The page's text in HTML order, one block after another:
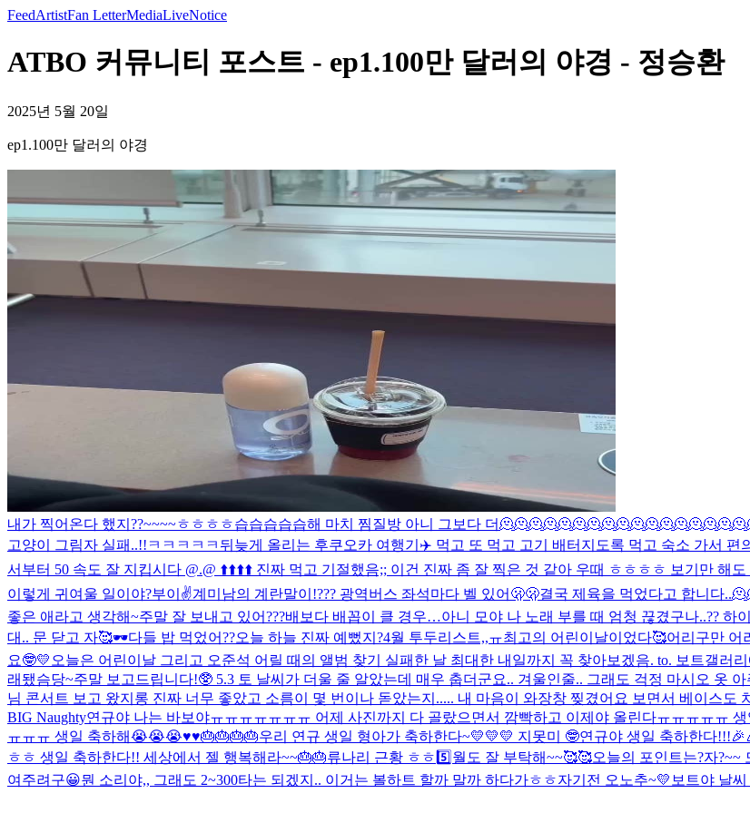
FeedArtistFan LetterMediaLiveNotice
ATBO 커뮤니티 포스트 - ep1.100만 달러의 야경 - 정승환
2025년 5월 20일
ep1.100만 달러의 야경
내가 찍어온다 했지??~~~~ㅎㅎㅎㅎ습습습습습해 마치 찜질방 아니 그보다 더
고양이 그림자 실패..!!ㅋㅋㅋㅋㅋ 뒤늦게 올리는 후쿠오카 여행기✈️ 먹고 또 먹고 고기 배터지도록 먹고 숙소 가서 편
서부터 50 속도 잘 지킵시다 @.@ ⬆️⬆️⬆️⬆️ 진짜 먹고 기절했음;; 이건 진짜 좀 잘 찍은 것 같아 우때 ㅎㅎㅎㅎ 보기만 해
이렇게 귀여울 일이야?부이✌️계미남의 계란말이!??? 광역버스 좌석마다 벨 있어🫢🫢결국 제육을 먹었다고 합니다
좋은 애라고 생각해~주말 잘 보내고 있어???배보다 배꼽이 클 경우…아니 모야 나 노래 부를 때 엄청 끊겼구나..?? 하
대.. 문 닫고 자🥰🕶️다들 밥 먹었어??오늘 하늘 진짜 예뻤지?4월 투두리스트,,ㅠ최고의 어린이날이었다🥰어리구만 어
요🤓💛 오늘은 어린이날 그리고 오준석 어릴 때의 앨범 찾기 실패한 날 최대한 내일까지 꼭 찾아보겠음. to. 보트갤러
래됐슴당~주말 보고드립니다!🥸 5.3 토 날씨가 더울 줄 알았는데 매우 춥더군요.. 겨울인줄.. 그래도 걱정 마시오 옷
님 콘서트 보고 왔지롱 진짜 너무 좋았고 소름이 몇 번이나 돋았는지..... 내 마음이 와장창 찢겼어요 보면서 베이스도
BIG Naughty연규야 나는 바보야ㅠㅠㅠㅠㅠㅠㅠ 어제 사진까지 다 골랐으면서 깜빡하고 이제야 올린다ㅠㅠㅠㅠㅠ
ㅠㅠㅠ 생일 축하해😭😭😭♥️♥️🎂🎂🎂🎂우리 연규 생일 형아가 축하한다~💛💛💛 지못미 🤓연규야 생일 축하한다
ㅎㅎ 생일 축하한다!! 세상에서 젤 행복해라~~🎂🎂류나리 근황 ㅎㅎ 5️⃣월도 잘 부탁해~~🥰🥰오늘의 포인트는?자?~~
여주려구😀뭔 소리야,, 그래도 2~300타는 되겠지.. 이거는 볼하트 할까 말까 하다가ㅎㅎ자기전 오노추~💛 보트야 날